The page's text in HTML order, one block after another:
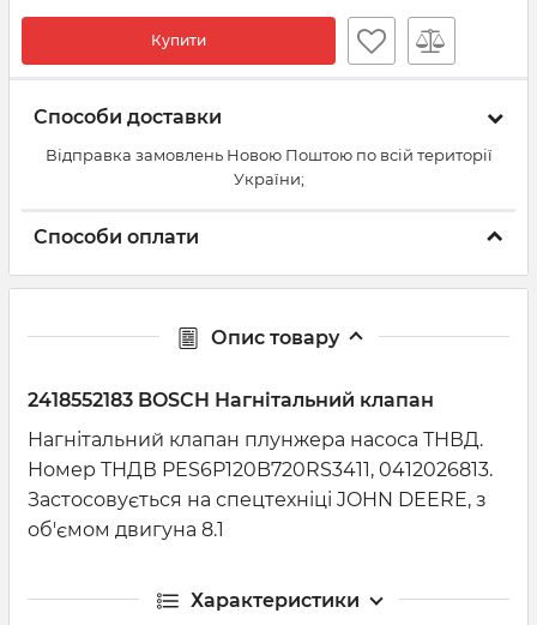
Купити
Способи доставки
Відправка замовлень Новою Поштою по всій території
України;
Способи оплати
Опис товару
2418552183 BOSCH Нагнітальний клапан
Нагнітальний клапан плунжера насоса ТНВД.
Номер ТНДВ PES6P120B720RS3411, 0412026813.
Застосовується на спецтехніці JOHN DEERE, з
об'ємом двигуна 8.1
Характеристики